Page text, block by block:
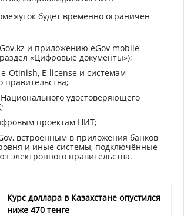
будет временно ограничен
и приложению eGov mobile
«Цифровые документы»);
Otinish, E-license и системам
правительства;
удостоверяющего
проектам НИТ;
встроенным в приложения банков
и иные системы, подключённые
электронного правительства.
Курс доллара в Казахстане опустился
ниже 470 тенге